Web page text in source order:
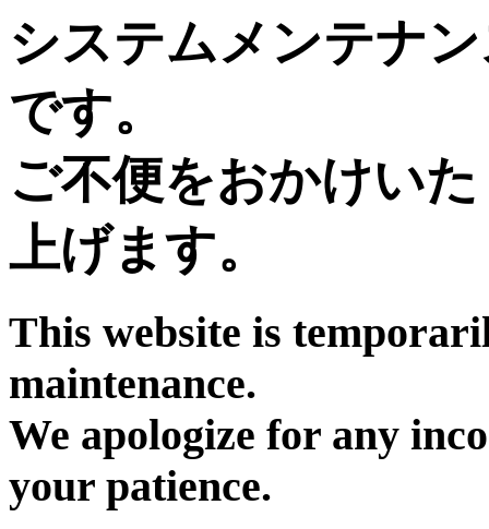
システムメンテナ
です。
ご不便をおかけい
上げます。
This website is
maintenance.
We apologize for any
your patience.